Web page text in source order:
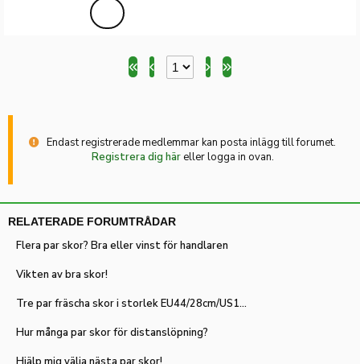
Endast registrerade medlemmar kan posta inlägg till forumet.
Registrera dig häreller logga in ovan.
RELATERADE FORUMTRÅDAR
Flera par skor? Bra eller vinst för handlaren
Vikten av bra skor!
Tre par fräscha skor i storlek EU44/28cm/US10 säljes
Hur många par skor för distanslöpning?